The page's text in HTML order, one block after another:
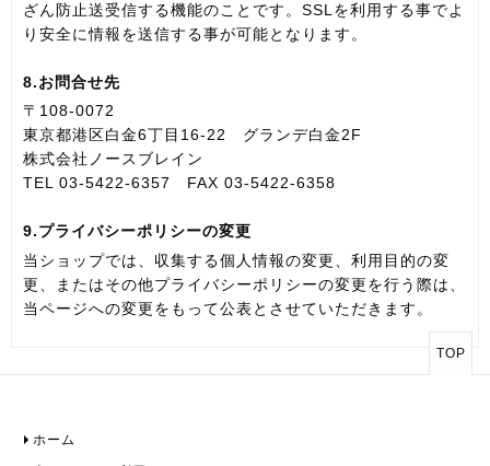
ざん防止送受信する機能のことです。SSLを利用する事でよ
り安全に情報を送信する事が可能となります。
8.お問合せ先
〒108-0072
東京都港区白金6丁目16-22 グランデ白金2F
株式会社ノースブレイン
TEL 03-5422-6357 FAX 03-5422-6358
9.プライバシーポリシーの変更
当ショップでは、収集する個人情報の変更、利用目的の変
更、またはその他プライバシーポリシーの変更を行う際は、
当ページへの変更をもって公表とさせていただきます。
TOP
ホーム